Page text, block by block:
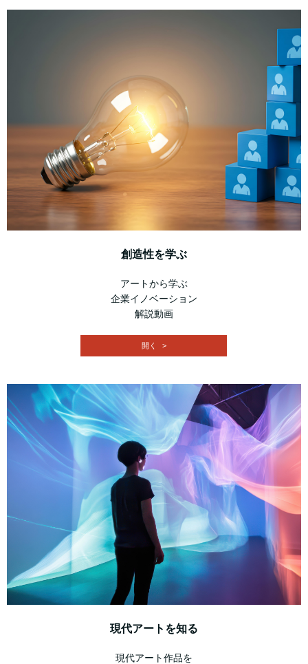
創造性を学ぶ
アートから学ぶ
企業イノベーション
解説動画
開く
現代アートを知る
現代アート作品を